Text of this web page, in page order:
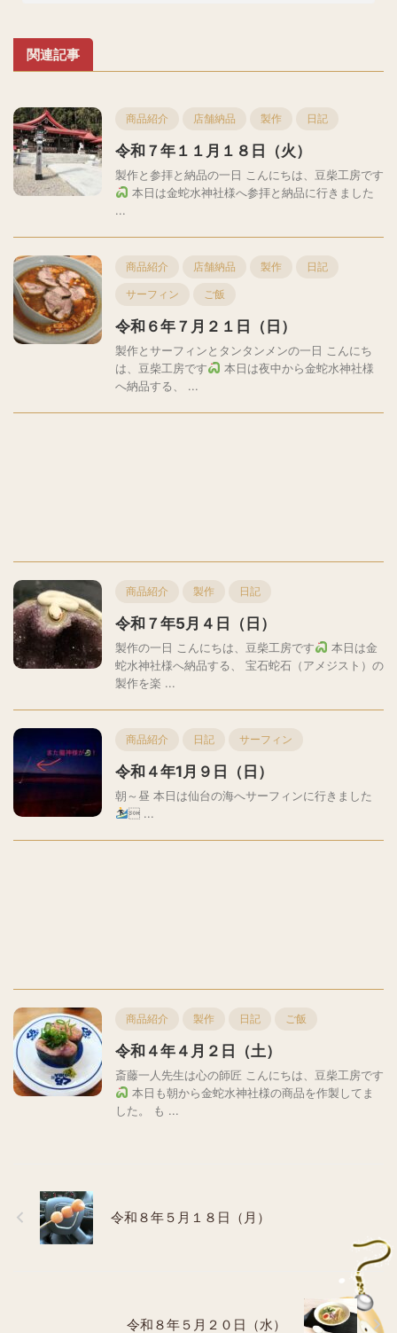
関連記事
商品紹介 店舗納品 製作 日記
令和７年１１月１８日（火）
製作と参拝と納品の一日 こんにちは、豆柴工房です
本日は金蛇水神社様へ参拝と納品に行きました
...
商品紹介 店舗納品 製作 日記
サーフィン ご飯
令和６年７月２１日（日）
製作とサーフィンとタンタンメンの一日 こんにち
は、豆柴工房です
本日は夜中から金蛇水神社様
へ納品する、 ...
商品紹介 製作 日記
令和７年5月４日（日）
製作の一日 こんにちは、豆柴工房です
本日は金
蛇水神社様へ納品する、 宝石蛇石（アメジスト）の
製作を楽 ...
商品紹介 日記 サーフィン
令和４年1月９日（日）
朝～昼 本日は仙台の海へサーフィンに行きました
 ...
商品紹介 製作 日記 ご飯
令和４年４月２日（土）
斎藤一人先生は心の師匠 こんにちは、豆柴工房です
本日も朝から金蛇水神社様の商品を作製してま
した。 も ...
令和８年５月１８日（月）
令和８年５月２０日（水）